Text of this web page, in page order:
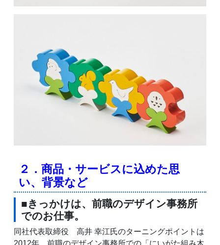
２．商品・サービスに込めた思
い、背景など
■きっかけは、前職のデザイン事務所
でのお仕事。
同社代表取締役 高井 幸江氏のターニングポイントは